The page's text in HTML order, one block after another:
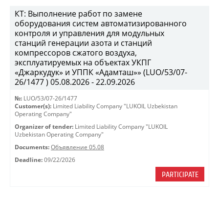
КТ: Выполнение работ по замене
оборудования систем автоматизированного
контроля и управления для модульных
станций генерации азота и станций
компрессоров сжатого воздуха,
эксплуатируемых на объектах УКПГ
«Джаркудук» и УППК «Адамташ»» (LUO/53/07-
26/1477 ) 05.08.2026 - 22.09.2026
№: LUO/53/07-26/1477
Customer(s): Limited Liability Company "LUKOIL Uzbekistan
Operating Company"
Organizer of tender: Limited Liability Company "LUKOIL
Uzbekistan Operating Company"
Documents: Объявление 05.08
Deadline: 09/22/2026
PARTICIPATE